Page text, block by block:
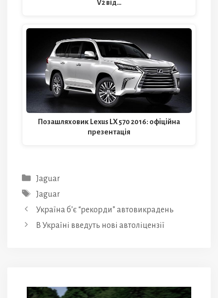
V2 від…
Позашляховик Lexus LX 570 2016: офіційна
презентація
Категорії
Jaguar
Позначки
Jaguar
Україна б’є “рекорди” автовикрадень
В Україні введуть нові автоліцензії